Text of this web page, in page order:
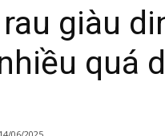
giàu
quá